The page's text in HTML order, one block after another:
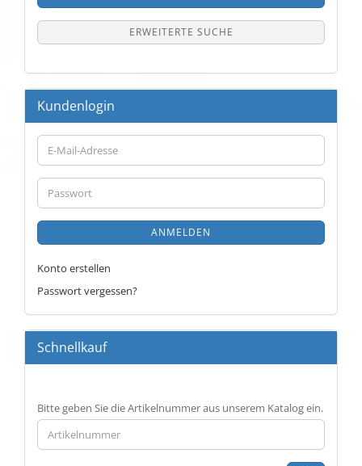
ERWEITERTE SUCHE
Kundenlogin
E-
Mail-
Adresse
Passwort
ANMELDEN
Konto erstellen
Passwort vergessen?
Schnellkauf
BITTE
GEBEN
SIE
DIE
Bitte geben Sie die Artikelnummer aus unserem Katalog ein.